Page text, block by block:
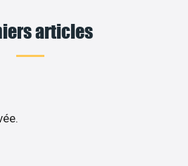
articles